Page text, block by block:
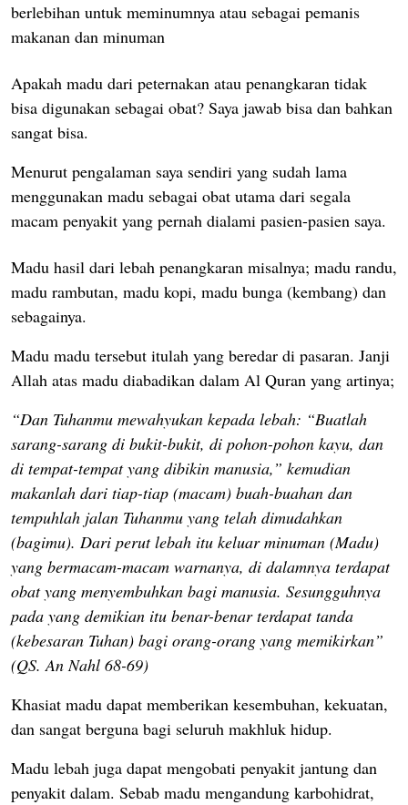
berlebihan untuk meminumnya atau sebagai pemanis
makanan dan minuman
Apakah madu dari peternakan atau penangkaran tidak
bisa digunakan sebagai obat? Saya jawab bisa dan bahkan
sangat bisa.
Menurut pengalaman saya sendiri yang sudah lama
menggunakan madu sebagai obat utama dari segala
macam penyakit yang pernah dialami pasien-pasien saya.
Madu hasil dari lebah penangkaran misalnya; madu randu,
madu rambutan, madu kopi, madu bunga (kembang) dan
sebagainya.
Madu madu tersebut itulah yang beredar di pasaran. Janji
Allah atas madu diabadikan dalam Al Quran yang artinya;
“Dan Tuhanmu mewahyukan kepada lebah: “Buatlah
sarang-sarang di bukit-bukit, di pohon-pohon kayu, dan
di tempat-tempat yang dibikin manusia,” kemudian
makanlah dari tiap-tiap (macam) buah-buahan dan
tempuhlah jalan Tuhanmu yang telah dimudahkan
(bagimu). Dari perut lebah itu keluar minuman (Madu)
yang bermacam-macam warnanya, di dalamnya terdapat
obat yang menyembuhkan bagi manusia. Sesungguhnya
pada yang demikian itu benar-benar terdapat tanda
(kebesaran Tuhan) bagi orang-orang yang memikirkan”
(QS. An Nahl 68-69)
Khasiat madu dapat memberikan kesembuhan, kekuatan,
dan sangat berguna bagi seluruh makhluk hidup.
Madu lebah juga dapat mengobati penyakit jantung dan
penyakit dalam. Sebab madu mengandung karbohidrat,